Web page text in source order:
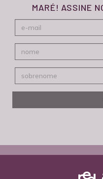
MARÉ! ASSINE